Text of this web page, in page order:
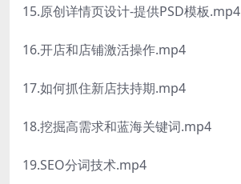
15.原创详情页设计-提供PSD模板.mp4
16.开店和店铺激活操作.mp4
17.如何抓住新店扶持期.mp4
18.挖掘高需求和蓝海关键词.mp4
19.SEO分词技术.mp4